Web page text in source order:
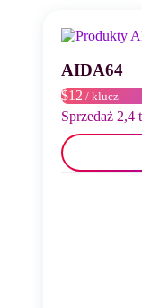
AIDA64
$12 / klucz
Sprzedaż 2,4